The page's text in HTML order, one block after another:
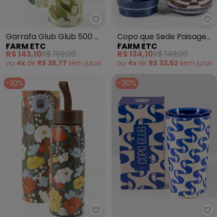
Farm Etc - Garrafa Glub Glub
Garrafa Glub Glub 500 Ml
Flor de Lotus (Off White)
FARM ETC
R$ 143,10R$ 159,00
ou 4x de R$ 35,77 sem juros
Copo que Sede Paisagem
Etc (Off White)
FARM ETC
R$ 134,10R$ 149,00
ou 4x de R$ 33,52 sem juros
-10% -30%